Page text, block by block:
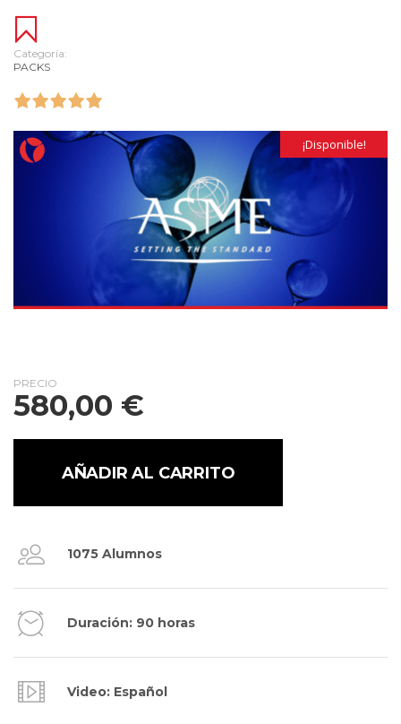
Categoría:
PACKS
¡Disponible!
PRECIO
580,00 €
AÑADIR AL CARRITO
1075 Alumnos
Duración: 90 horas
Video: Español